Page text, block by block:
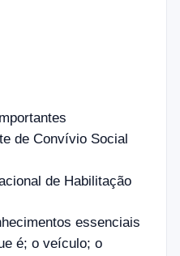
de Convívio Social
de Habilitação
essenciais
é; o veículo; o